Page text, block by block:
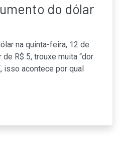
do dólar
na quinta-feira, 12 de
R$ 5, trouxe muita “dor
isso acontece por qual